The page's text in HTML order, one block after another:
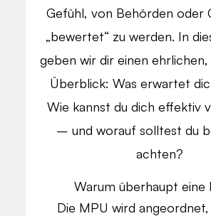
Gefühl, von Behörden oder
„bewertet“ zu werden. In
geben wir dir einen ehrlichen,
Überblick: Was erwartet
Wie kannst du dich effektiv
– und worauf solltest du
achten?
Warum überhaupt eine
Die MPU wird